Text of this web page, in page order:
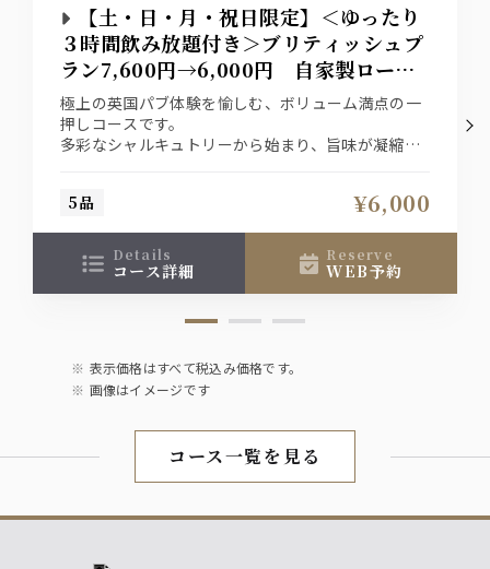
【土・日・月・祝日限定】＜ゆったり
３時間飲み放題付き＞ブリティッシュプ
ラン7,600円→6,000円 自家製ロース
トビーフとフィッシュ＆チップス
極上の英国パブ体験を愉しむ、ボリューム満点の一
押しコースです。
多彩なシャルキュトリーから始まり、旨味が凝縮さ
メインは肉汁溢れるジューシーな自家製ローストビ
伝統とトレンドが融合した絶品料理をお酒と共に。
5品 ¥6,000
details
コース詳細
reserve
WEB予約
表示価格はすべて税込み価格です。
画像はイメージです
コース一覧を見る